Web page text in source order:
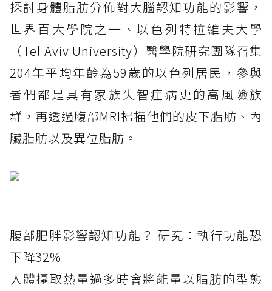
探討身體脂肪分佈對大腦認知功能的影響，
世界百大學院之一、以色列特拉維夫大學
（Tel Aviv University）醫學院研究團隊召集
204年平均年齡為59歲的以色列居民，參與
者們都是具有家族失智症病史的高風險族
群，再透過腹部MRI掃描他們的皮下脂肪、內
臟脂肪以及異位脂肪。
腹部肥胖影響認知功能？ 研究：執行功能恐
下降32%
人體攝取熱量過多時會將能量以脂肪的型態